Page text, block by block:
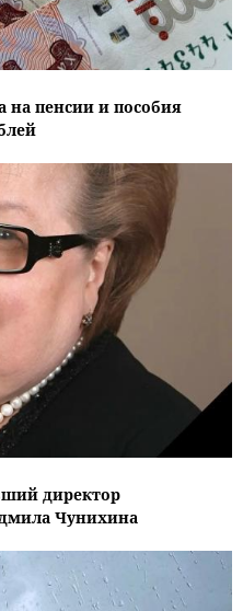
на пенсии и пособия
директор
Чунихина